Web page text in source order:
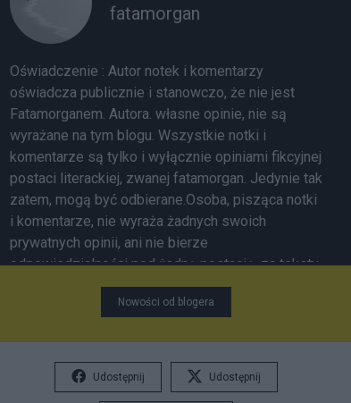
fatamorgan
Oświadczenie : Autor notek i komentarzy
oświadcza publicznie i stanowczo, że nie jest
Fatamorganem. Autora. własne opinie, nie są
wyrażane na tym blogu. Wszystkie notki i
komentarze są tylko i wyłącznie opiniami fikcyjnej
postaci literackiej, zwanej fatamorgan. Jedynie tak
zatem, mogą być odbierane.Osoba, pisząca notki
i komentarze, nie wyraża żadnych swoich
prywatnych opinii, ani nie bierze
odpowiedzialności pod żadną postacią, za teksty
pisane przez nią w formie jedynie fikcji literackiej.
Jako, ze osoba pisząca, jest osobą fizyczną a
Fatamorgan, to fikcyjna postać, której istnienia nie
ma w rzeczywistym, fizycznym, dotykalnym
Nowości od blogera
Udostępnij Udostępnij